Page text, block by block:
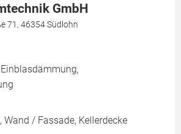
GmbH
71, 46354 Südlohn
Wand / Fassade, Kellerdecke